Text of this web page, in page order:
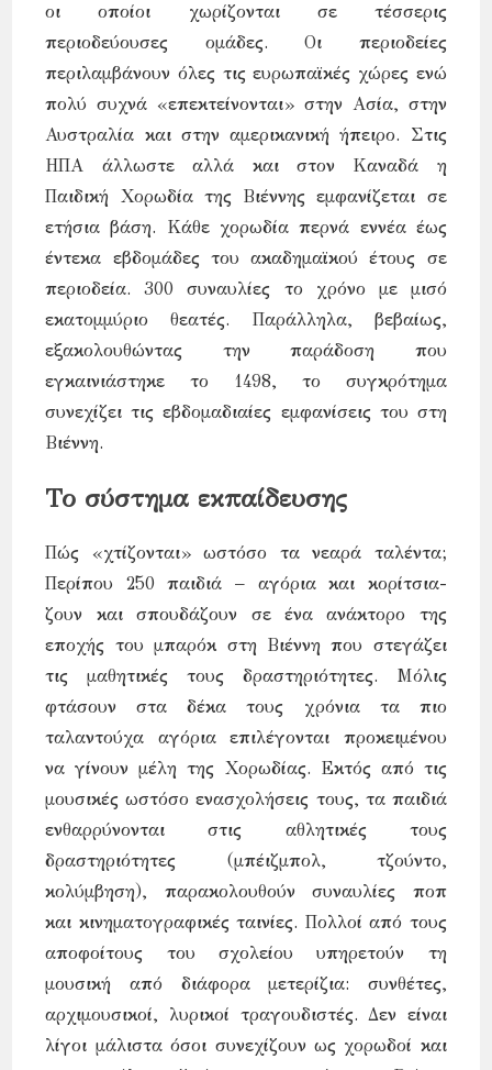
οι οποίοι χωρίζονται σε τέσσερις
περιοδεύουσες ομάδες. Οι περιοδείες
περιλαμβάνουν όλες τις ευρωπαϊκές χώρες ενώ
πολύ συχνά «επεκτείνονται» στην Ασία, στην
Αυστραλία και στην αμερικανική ήπειρο. Στις
ΗΠΑ άλλωστε αλλά και στον Καναδά η
Παιδική Χορωδία της Βιέννης εμφανίζεται σε
ετήσια βάση. Κάθε χορωδία περνά εννέα έως
έντεκα εβδομάδες του ακαδημαϊκού έτους σε
περιοδεία. 300 συναυλίες το χρόνο με μισό
εκατομμύριο θεατές. Παράλληλα, βεβαίως,
εξακολουθώντας την παράδοση που
εγκαινιάστηκε το 1498, το συγκρότημα
συνεχίζει τις εβδομαδιαίες εμφανίσεις του στη
Βιέννη.
Το σύστημα εκπαίδευσης
Πώς «χτίζονται» ωστόσο τα νεαρά ταλέντα;
Περίπου 250 παιδιά – αγόρια και κορίτσια-
ζουν και σπουδάζουν σε ένα ανάκτορο της
εποχής του μπαρόκ στη Βιέννη που στεγάζει
τις μαθητικές τους δραστηριότητες. Μόλις
φτάσουν στα δέκα τους χρόνια τα πιο
ταλαντούχα αγόρια επιλέγονται προκειμένου
να γίνουν μέλη της Χορωδίας. Εκτός από τις
μουσικές ωστόσο ενασχολήσεις τους, τα παιδιά
ενθαρρύνονται στις αθλητικές τους
δραστηριότητες (μπέιζμπολ, τζούντο,
κολύμβηση), παρακολουθούν συναυλίες ποπ
και κινηματογραφικές ταινίες. Πολλοί από τους
αποφοίτους του σχολείου υπηρετούν τη
μουσική από διάφορα μετερίζια: συνθέτες,
αρχιμουσικοί, λυρικοί τραγουδιστές. Δεν είναι
λίγοι μάλιστα όσοι συνεχίζουν ως χορωδοί και